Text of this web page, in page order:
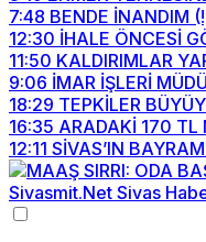
7:48 BENDE İNANDIM
12:30 İHALE ÖNCESİ
11:50 KALDIRIMLAR
9:06 İMAR İŞLERİ
18:29 TEPKİLER
16:35 ARADAKİ 170 TL
12:11 SİVAS’IN